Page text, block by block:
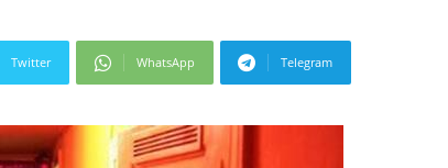
Twitter WhatsApp Telegram